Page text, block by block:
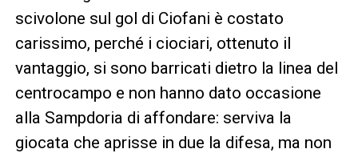
scivolone sul gol di Ciofani è costato
carissimo, perché i ciociari, ottenuto il
vantaggio, si sono barricati dietro la linea del
centrocampo e non hanno dato occasione
alla Sampdoria di affondare: serviva la
giocata che aprisse in due la difesa, ma non